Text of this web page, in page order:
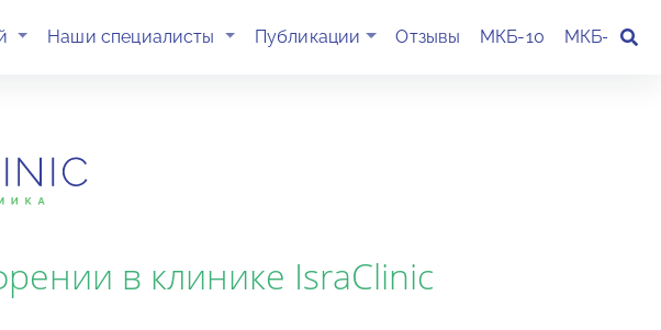
(current)Наши специалисты (current)Публикации Отзывы МКБ-10 МКБ-11
в клинике IsraClinic